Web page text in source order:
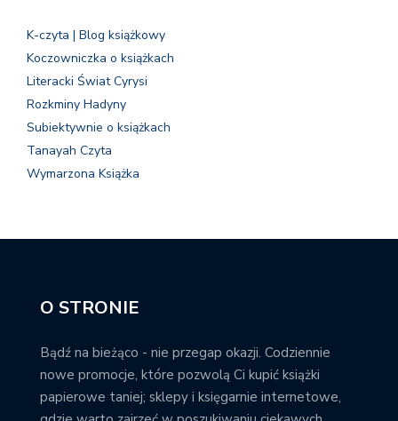
K-czyta | Blog książkowy
Koczowniczka o książkach
Literacki Świat Cyrysi
Rozkminy Hadyny
Subiektywnie o książkach
Tanayah Czyta
Wymarzona Książka
O STRONIE
Bądź na bieżąco - nie przegap okazji. Codziennie
nowe promocje, które pozwolą Ci kupić książki
papierowe taniej; sklepy i księgarnie internetowe,